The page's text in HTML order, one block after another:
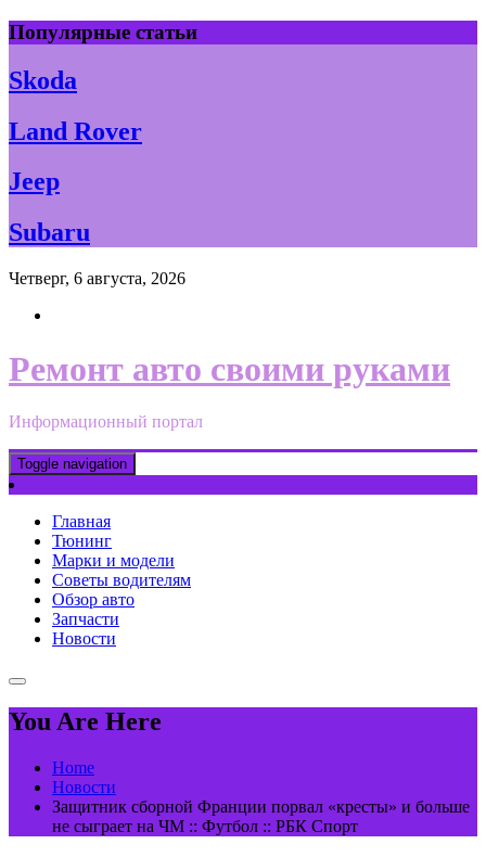
Skip
to
content
Популярные статьи
Skoda
Land Rover
Jeep
Subaru
Четверг, 6 августа, 2026
Ремонт авто своими руками
Информационный портал
Toggle navigation
Главная
Тюнинг
Марки и модели
Советы водителям
Обзор авто
Запчасти
Новости
You Are Here
Home
Новости
Защитник сборной Франции порвал «кресты» и больше
не сыграет на ЧМ :: Футбол :: РБК Спорт